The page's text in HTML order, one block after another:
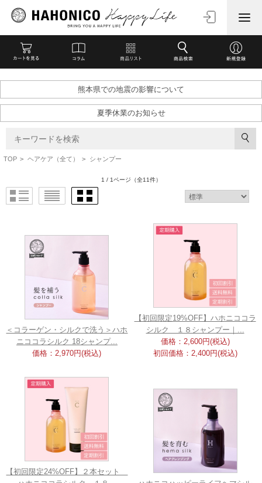
熊本県での地震の影響について
夏季休業のお知らせ
TOP > ヘアケア（全て） > シャンプー
1 / 1ページ （全11件）
＜コラーゲン・シルクで洗う＞ハホ
ニココラシルク 18シャンプ...
価格：2,970円(税込)
【初回限定19%OFF】ハホニココラ
シルク １８シャンプー｜...
価格：2,600円(税込)
初回価格：2,400円(税込)
【初回限定24%OFF】２本セット